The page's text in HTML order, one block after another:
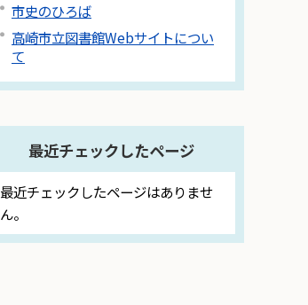
市史のひろば
高崎市立図書館Webサイトについ
て
最近チェックしたページ
最近チェックしたページはありませ
ん。